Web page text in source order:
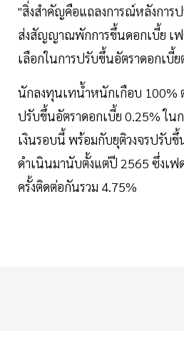
"สิ่งสำคัญคือแถลงการณ์หลังการ
ส่งสัญญาณพักการขึ้นดอกเบี้ย เฟ
เลือกในการปรับขึ้นอัตราดอกเบี้ย
นักลงทุนเทน้ำหนักเกือบ 100%
ปรับขึ้นอัตราดอกเบี้ย 0.25% ใน
เงินรอบนี้ พร้อมกับยุติวงจรปรับ
ดำเนินมานับตั้งแต่ปี 2565 ซึ่งเฟ
ครั้งติดต่อกันรวม 4.75%